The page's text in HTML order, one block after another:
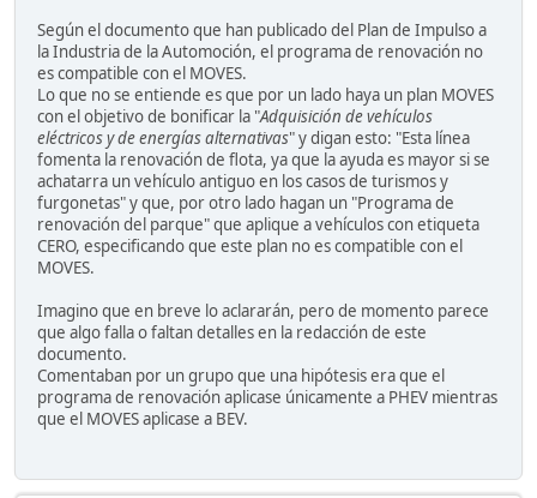
Según el documento que han publicado del Plan de Impulso a
la Industria de la Automoción, el programa de renovación no
es compatible con el MOVES.
Lo que no se entiende es que por un lado haya un plan MOVES
con el objetivo de bonificar la "Adquisición de vehículos
eléctricos y de energías alternativas" y digan esto: "Esta línea
fomenta la renovación de flota, ya que la ayuda es mayor si se
achatarra un vehículo antiguo en los casos de turismos y
furgonetas" y que, por otro lado hagan un "Programa de
renovación del parque" que aplique a vehículos con etiqueta
CERO, especificando que este plan no es compatible con el
MOVES.
Imagino que en breve lo aclararán, pero de momento parece
que algo falla o faltan detalles en la redacción de este
documento.
Comentaban por un grupo que una hipótesis era que el
programa de renovación aplicase únicamente a PHEV mientras
que el MOVES aplicase a BEV.